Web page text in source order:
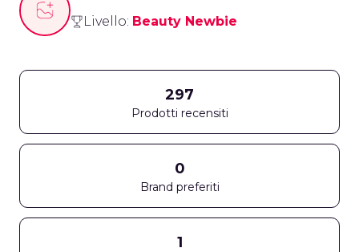
Livello: Beauty Newbie
297
Prodotti recensiti
0
Brand preferiti
1